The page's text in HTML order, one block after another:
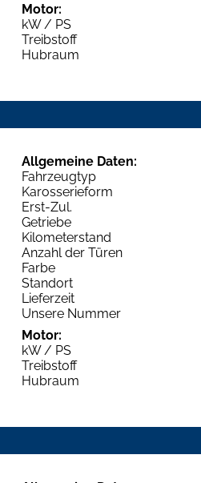
Motor:
kW / PS
Treibstoff
Hubraum
Allgemeine Daten:
Fahrzeugtyp
Karosserieform
Erst-Zul.
Getriebe
Kilometerstand
Anzahl der Türen
Farbe
Standort
Lieferzeit
Unsere Nummer
Motor:
kW / PS
Treibstoff
Hubraum